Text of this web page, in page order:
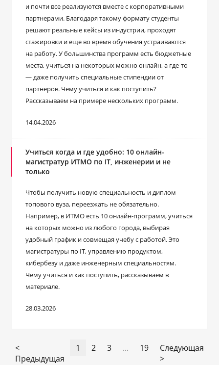
и почти все реализуются вместе с корпоративными
партнерами. Благодаря такому формату студенты
решают реальные кейсы из индустрии, проходят
стажировки и еще во время обучения устраиваются
на работу. У большинства программ есть бюджетные
места, учиться на некоторых можно онлайн, а где-то
― даже получить специальные стипендии от
партнеров. Чему учиться и как поступить?
Рассказываем на примере нескольких программ.
14.04.2026
Учиться когда и где удобно: 10 онлайн-
магистратур ИТМО по IT, инженерии и не
только
Чтобы получить новую специальность и диплом
топового вуза, переезжать не обязательно.
Например, в ИТМО есть 10 онлайн-программ, учиться
на которых можно из любого города, выбирая
удобный график и совмещая учебу с работой. Это
магистратуры по IT, управлению продуктом,
кибербезу и даже инженерным специальностям.
Чему учиться и как поступить, рассказываем в
материале.
28.03.2026
<
Предыдущая
1 2 3 ... 19
Следующая
>